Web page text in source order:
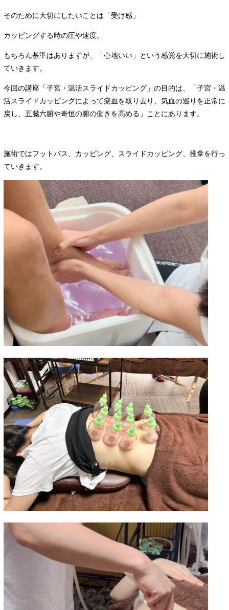
そのために大切にしたいことは「受け感」
カッピングする時の圧や速度。
もちろん基準はありますが、「心地いい」という感覚を大切に施術し
ていきます。
今回の講座「子宮・温活スライドカッピング」の目的は、「子宮・温
活スライドカッピングによって瘀血を取り去り、気血の巡りを正常に
戻し、五臓六腑や奇恒の腑の働きを高める」ことにあります。
施術ではフットバス、カッピング、スライドカッピング、推拿を行っ
ていきます。